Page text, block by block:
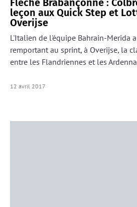
Flèche Brabançonne :
leçon aux Quick Step et
Overijse
L'Italien de l'équipe Bahrain-Merida
remportant au sprint, à Overijse, la
entre les Flandriennes et les
12 avril 2017